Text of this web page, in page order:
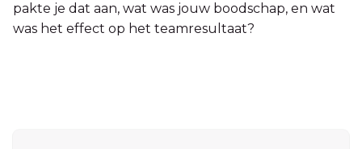
pakte je dat aan, wat was jouw boodschap, en wat
was het effect op het teamresultaat?